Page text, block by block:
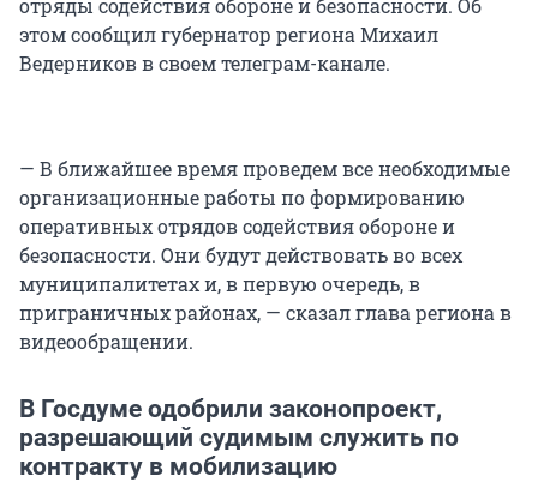
отряды содействия обороне и безопасности. Об
этом сообщил губернатор региона Михаил
Ведерников в своем телеграм-канале.
— В ближайшее время проведем все необходимые
организационные работы по формированию
оперативных отрядов содействия обороне и
безопасности. Они будут действовать во всех
муниципалитетах и, в первую очередь, в
приграничных районах, — сказал глава региона в
видеообращении.
В Госдуме одобрили законопроект,
разрешающий судимым служить по
контракту в мобилизацию